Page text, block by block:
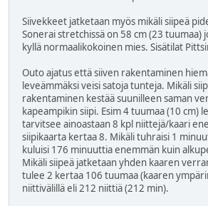
Siivekkeet jatketaan myös mikäli siipeä
Sonerai stretchissä on 58 cm (23 tuumaa)
kyllä normaalikokoinen mies. Sisätilat
Outo ajatus että siiven rakentaminen
leveämmäksi veisi satoja tunteja. Mikäli
rakentaminen kestää suunilleen saman
kapeampikin siipi. Esim 4 tuumaa (10 cm)
tarvitsee ainoastaan 8 kpl niittejä/kaari
siipikaarta kertaa 8. Mikäli tuhraisi 1
kuluisi 176 minuuttia enemmän kuin
Mikäli siipeä jatketaan yhden kaaren
tulee 2 kertaa 106 tuumaa (kaaren
niittivälillä eli 212 niittiä (212 min).